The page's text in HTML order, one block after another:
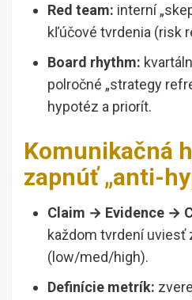
Red team: interní
kľúčové tvrdenia (risk
Board rhythm:
polročné „strategy
hypotéz a priorít.
Komunikačná
zapnúť „anti-
Claim → Evidence →
každom tvrdení uviesť
(low/med/high).
Definície metrík: